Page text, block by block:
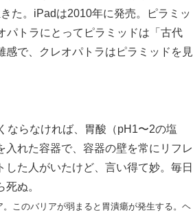
た。iPadは2010年に発売。ピラミッ
トラにとってピラミッドは「古代
で、クレオパトラはピラミッドを見
ならなければ、胃酸（pH1〜2の塩
れた容器で、容器の壁を常にリフレ
た人がいたけど、言い得て妙。毎日
ぬ。
このバリアが弱まると胃潰瘍が発生する。ヘ